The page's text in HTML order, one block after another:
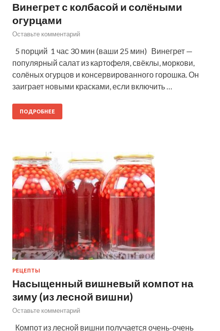
Винегрет с колбасой и солёными
огурцами
Оставьте комментарий
5 порций 1 час 30 мин (ваши 25 мин) Винегрет —
популярный салат из картофеля, свёклы, моркови,
солёных огурцов и консервированного горошка. Он
заиграет новыми красками, если включить …
ПОДРОБНЕЕ
РЕЦЕПТЫ
Насыщенный вишневый компот на
зиму (из лесной вишни)
Оставьте комментарий
Компот из лесной вишни получается очень-очень